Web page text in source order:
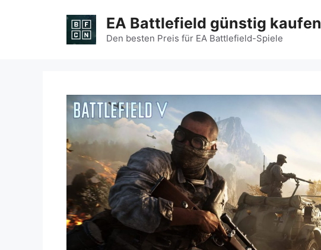
EA Battlefield günstig kaufen
Den besten Preis für EA Battlefield-Spiele